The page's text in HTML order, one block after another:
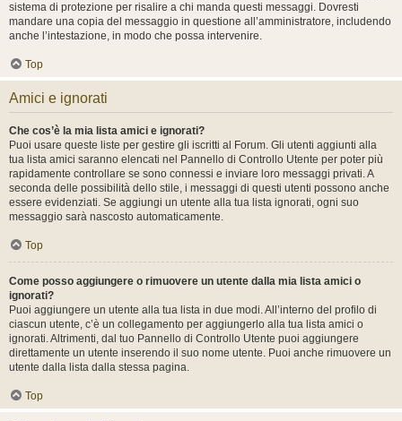
sistema di protezione per risalire a chi manda questi messaggi. Dovresti
mandare una copia del messaggio in questione all’amministratore, includendo
anche l’intestazione, in modo che possa intervenire.
Top
Amici e ignorati
Che cos’è la mia lista amici e ignorati?
Puoi usare queste liste per gestire gli iscritti al Forum. Gli utenti aggiunti alla
tua lista amici saranno elencati nel Pannello di Controllo Utente per poter più
rapidamente controllare se sono connessi e inviare loro messaggi privati. A
seconda delle possibilità dello stile, i messaggi di questi utenti possono anche
essere evidenziati. Se aggiungi un utente alla tua lista ignorati, ogni suo
messaggio sarà nascosto automaticamente.
Top
Come posso aggiungere o rimuovere un utente dalla mia lista amici o
ignorati?
Puoi aggiungere un utente alla tua lista in due modi. All’interno del profilo di
ciascun utente, c’è un collegamento per aggiungerlo alla tua lista amici o
ignorati. Altrimenti, dal tuo Pannello di Controllo Utente puoi aggiungere
direttamente un utente inserendo il suo nome utente. Puoi anche rimuovere un
utente dalla lista dalla stessa pagina.
Top